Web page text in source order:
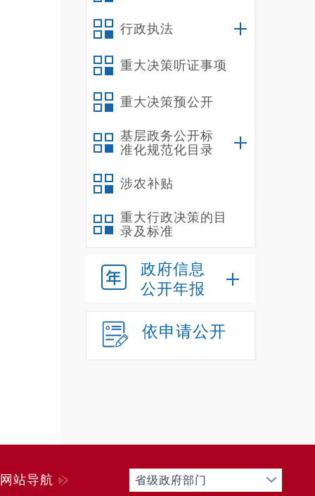
行政执法
重大决策听证事项
重大决策预公开
基层政务公开标
准化规范化目录
涉农补贴
重大行政决策的目
录及标准
政府信息
公开年报
依申请公开
网站导航 省级政府部门